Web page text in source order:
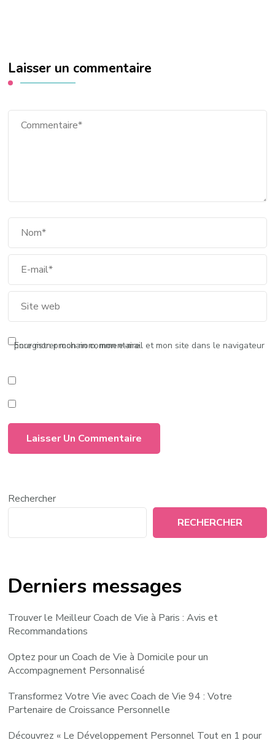
Laisser un commentaire
Enregistrer mon nom, mon e-mail et mon site dans le navigateur pour mon prochain commentaire.
Rechercher
RECHERCHER
Derniers messages
Trouver le Meilleur Coach de Vie à Paris : Avis et
Recommandations
Optez pour un Coach de Vie à Domicile pour un
Accompagnement Personnalisé
Transformez Votre Vie avec Coach de Vie 94 : Votre
Partenaire de Croissance Personnelle
Découvrez « Le Développement Personnel Tout en 1 pour